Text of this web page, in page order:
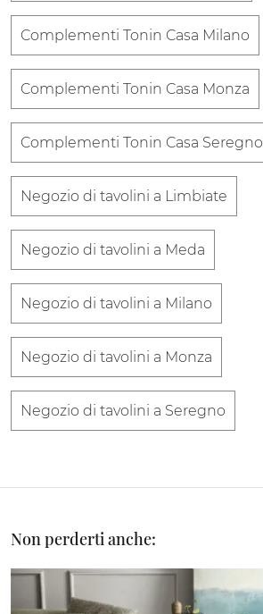
Complementi Tonin Casa Milano
Complementi Tonin Casa Monza
Complementi Tonin Casa Seregno
Negozio di tavolini a Limbiate
Negozio di tavolini a Meda
Negozio di tavolini a Milano
Negozio di tavolini a Monza
Negozio di tavolini a Seregno
Non perderti anche: